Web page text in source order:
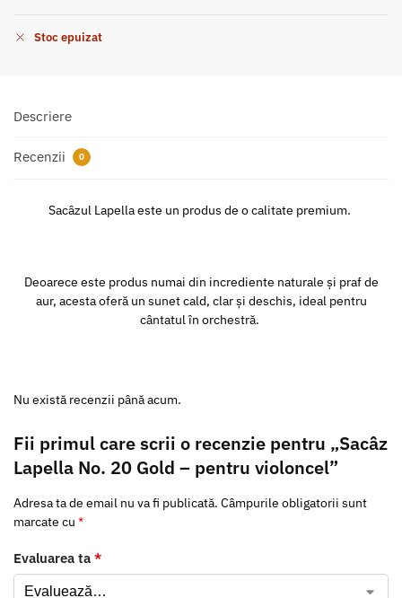
Stoc epuizat
Descriere
Recenzii 0
Sacâzul Lapella este un produs de o calitate premium.
Deoarece este produs numai din incrediente naturale și praf de
aur, acesta oferă un sunet cald, clar și deschis, ideal pentru
cântatul în orchestră.
Nu există recenzii până acum.
Fii primul care scrii o recenzie pentru „Sacâz
Lapella No. 20 Gold – pentru violoncel”
Adresa ta de email nu va fi publicată. Câmpurile obligatorii sunt
marcate cu *
Evaluarea ta *